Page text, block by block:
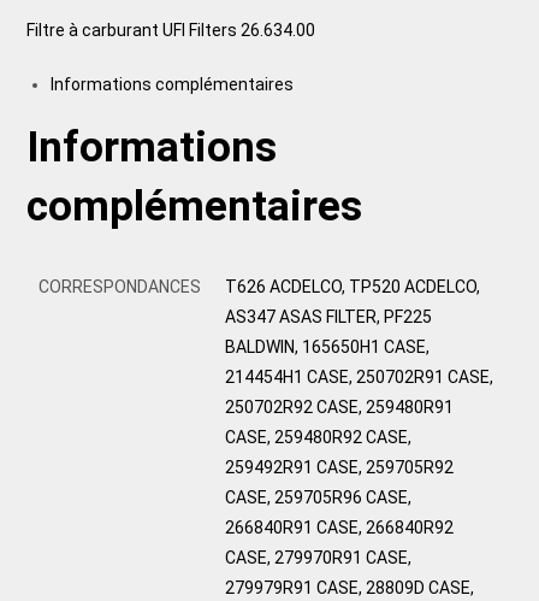
Filtre à carburant UFI Filters 26.634.00
Informations complémentaires
Informations
complémentaires
CORRESPONDANCES
T626 ACDELCO, TP520 ACDELCO,
AS347 ASAS FILTER, PF225
BALDWIN, 165650H1 CASE,
214454H1 CASE, 250702R91 CASE,
250702R92 CASE, 259480R91
CASE, 259480R92 CASE,
259492R91 CASE, 259705R92
CASE, 259705R96 CASE,
266840R91 CASE, 266840R92
CASE, 279970R91 CASE,
279979R91 CASE, 28809D CASE,